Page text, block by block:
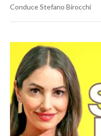
Conduce Stefano Birocchi